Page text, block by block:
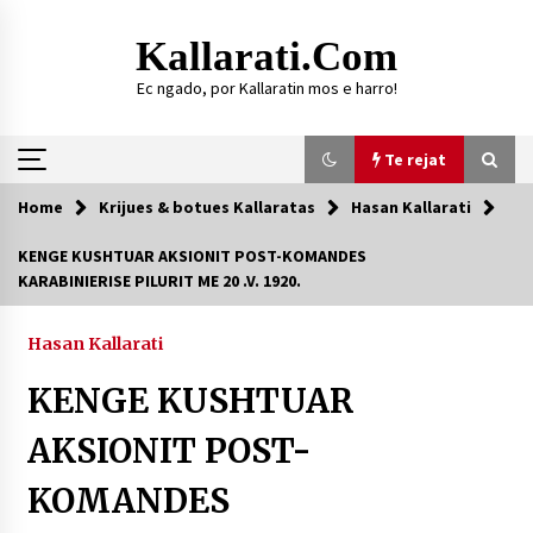
Kallarati.com
Ec ngado, por Kallaratin mos e harro!
Te rejat
Te rejat
16/07/2026
Gazeta Kallarati nr. 118
07/07/2026
SI U ARRIT TË REALIZOHEJ PERLA FOLKLORIKE
06/06/2026
Home Krijues & botues Kallaratas Hasan Kallarati
KENGE KUSHTUAR AKSIONIT POST-KOMANDES
KARABINIERISE PILURIT ME 20 .V. 1920.
Hasan Kallarati
KENGE KUSHTUAR
AKSIONIT POST-
KOMANDES